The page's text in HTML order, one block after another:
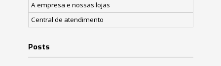
A empresa e nossas lojas
Central de atendimento
Posts